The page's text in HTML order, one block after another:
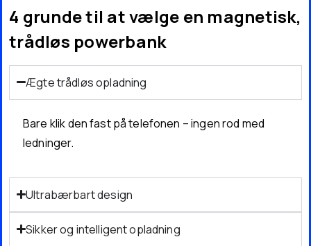
4 grunde til at vælge en magnetisk,
trådløs powerbank
Ægte trådløs opladning
Bare klik den fast på telefonen – ingen rod med
ledninger.
Ultrabærbart design
Sikker og intelligent opladning